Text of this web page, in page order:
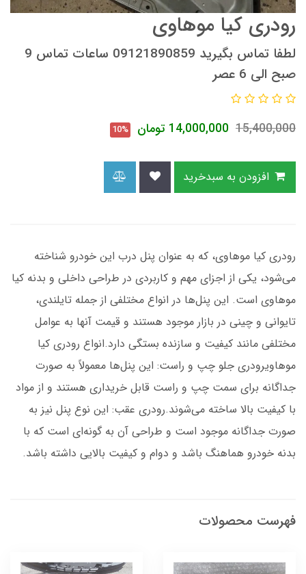
رودری کیا موهاوی
لطفا تماس بگیرید 09121890859 ساعات تماس 9
صبح الی 6 عصر
15,400,000
14,000,000 تومان 10%
رودری کیا موهاوی، که به عنوان پنل درب این خودرو شناخته
می‌شود، یکی از اجزای مهم و کاربردی در طراحی داخلی و بدنه کیا
موهاوی است. این پنل‌ها در انواع مختلفی از جمله تایلندی،
تایوانی و چینی در بازار موجود هستند و قیمت آنها به عوامل
مختلفی مانند کیفیت و سازنده بستگی دارد.انواع رودری کیا
موهاویرودری جلو چپ و راست: این پنل‌ها معمولاً به صورت
جداگانه برای سمت چپ و راست قابل خریداری هستند و از مواد
با کیفیت بالا ساخته می‌شوند.رودری عقب: این نوع پنل نیز به
صورت جداگانه موجود است و طراحی آن به گونه‌ای است که با
بدنه خودرو هماهنگ باشد و دوام و کیفیت بالایی داشته باشد.
فهرست محصولات